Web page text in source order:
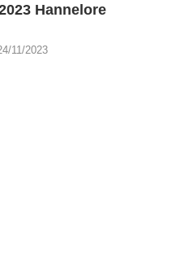
Hannelore
11/2023